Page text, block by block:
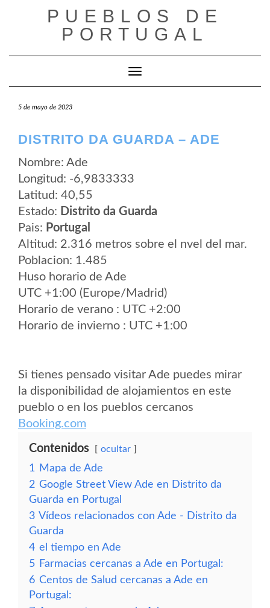
PUEBLOS DE
PORTUGAL
Cambiar modo de navegación
5 de mayo de 2023
DISTRITO DA GUARDA – ADE
Nombre: Ade
Longitud: -6,9833333
Latitud: 40,55
Estado: Distrito da Guarda
Pais: Portugal
Altitud: 2.316 metros sobre el nvel del mar.
Poblacion: 1.485
Huso horario de Ade
UTC +1:00 (Europe/Madrid)
Horario de verano : UTC +2:00
Horario de invierno : UTC +1:00
Si tienes pensado visitar Ade puedes mirar
la disponibilidad de alojamientos en este
pueblo o en los pueblos cercanos
Booking.com
Contenidos ocultar
1
Mapa de Ade
2 Google Street View Ade en Distrito da
Guarda en Portugal
3 Vídeos relacionados con Ade - Distrito da
Guarda
4 el tiempo en Ade
5 Farmacias cercanas a Ade en Portugal:
6 Centos de Salud cercanas a Ade en
Portugal: